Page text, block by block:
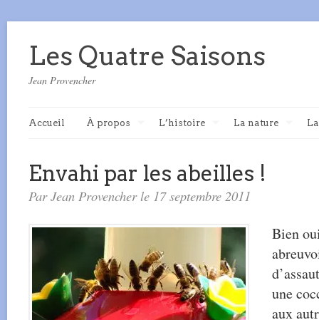
Les Quatre Saisons
Jean Provencher
Accueil À propos L’histoire La nature
Envahi par les abeilles !
Par Jean Provencher le 17 septembre 2011
Bien
une
aux